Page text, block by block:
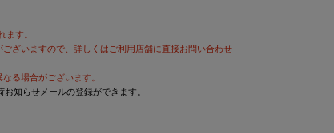
ます。
ざいますので、詳しくはご利用店舗に直接お問い合わせ
る場合がございます。
知らせメールの登録ができます。